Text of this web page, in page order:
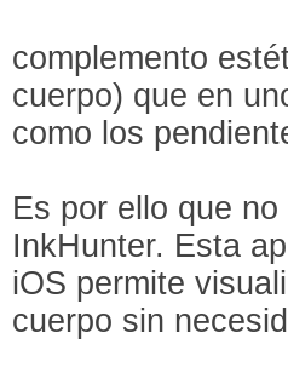
complemento
cuerpo) que en
como los
Es por ello que
InkHunter. Esta
iOS permite
cuerpo sin